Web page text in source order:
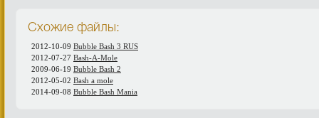
Схожие файлы:
2012-10-09 Bubble Bash 3 RUS
2012-07-27 Bash-A-Mole
2009-06-19 Bubble Bash 2
2012-05-02 Bash a mole
2014-09-08 Bubble Bash Mania